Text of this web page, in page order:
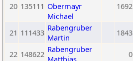
20 135111 Obermayr
Michael
1692
21 111433 Rabengruber
Martin
1843
22 148622 Rabengruber
Matthias
0